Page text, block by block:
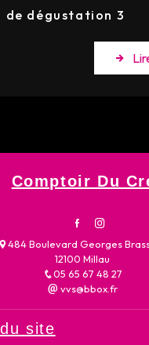
de dégustation 3
Comptoir Du
484 Boulevard Georges
12100 Millau
05 65 67 48 27
vvs@bbox.fr
site